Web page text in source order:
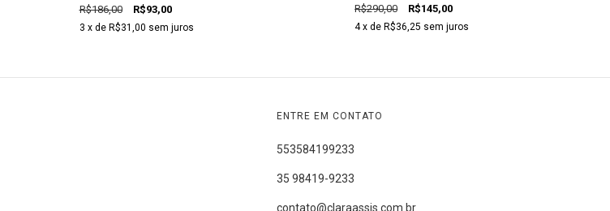
R$186,00 R$93,00
3 x de R$31,00 sem juros
R$290,00 R$145,00
4 x deR$36,25 sem juros
ENTRE EM CONTATO
553584199233
35 98419-9233
contato@claraassis.com.br